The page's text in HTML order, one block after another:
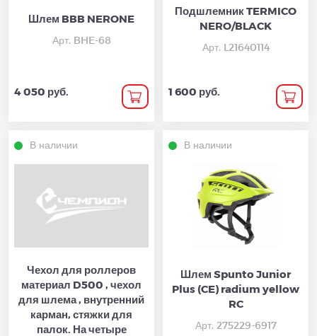
Шлем BBB NERONE
Арт. BHE-68
4 050 руб.
Подшлемник TERMICO
NERO/BLACK
Арт. L21640114
1 600 руб.
В наличии
Чехол для роллеров
материал D500 , чехол
для шлема , внутренний
карман, стяжки для
палок. На четыре
В наличии
Шлем Spunto Junior
Plus (CE) radium yellow
RC
Арт. 275229-6917